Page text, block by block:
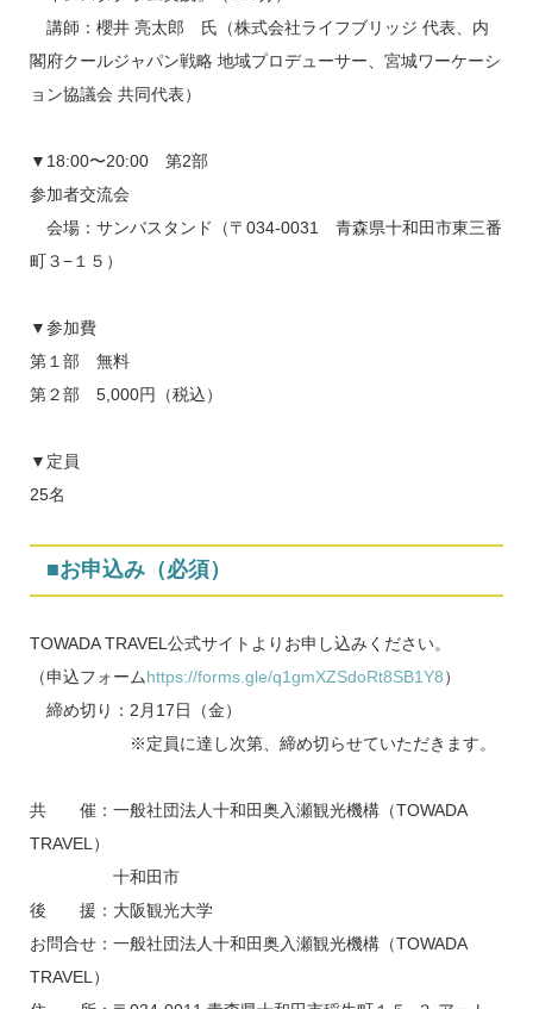
講師：櫻井 亮太郎 氏（株式会社ライフブリッジ 代表、内
閣府クールジャパン戦略 地域プロデューサー、宮城ワーケーシ
ョン協議会 共同代表）
▼18:00〜20:00 第2部
参加者交流会
会場：サンバスタンド（〒034-0031 青森県十和田市東三番
町３−１５）
▼参加費
​第１部 無料
​第２部 5,000円（税込）
▼定員
25名
■お申込み（必須）
TOWADA TRAVEL公式サイトよりお申し込みください。
（申込フォームhttps://forms.gle/q1gmXZSdoRt8SB1Y8）
締め切り：2月17日（金）
※定員に達し次第、締め切らせていただきます。
共 催：一般社団法人十和田奥入瀬観光機構（TOWADA
TRAVEL）
十和田市
後 援：大阪観光大学
お問合せ：一般社団法人十和田奥入瀬観光機構（TOWADA
TRAVEL）